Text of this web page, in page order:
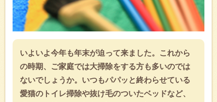
いよいよ今年も年末が迫って来ました。これから
の時期、ご家庭では大掃除をする方も多いのでは
ないでしょうか。いつもパパッと終わらせている
愛猫のトイレ掃除や抜け毛のついたベッドなど、